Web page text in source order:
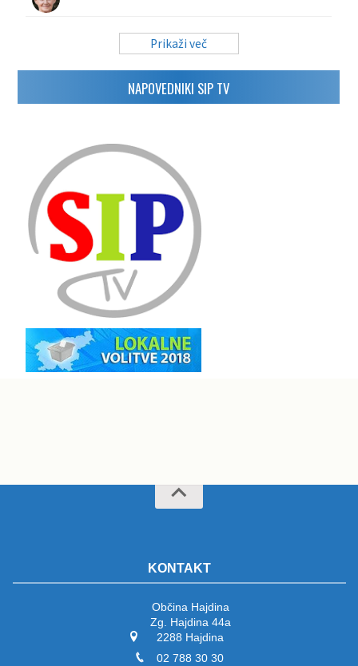
Prikaži več
NAPOVEDNIKI SIP TV
KONTAKT
Občina Hajdina
Zg. Hajdina 44a
2288 Hajdina
02 788 30 30